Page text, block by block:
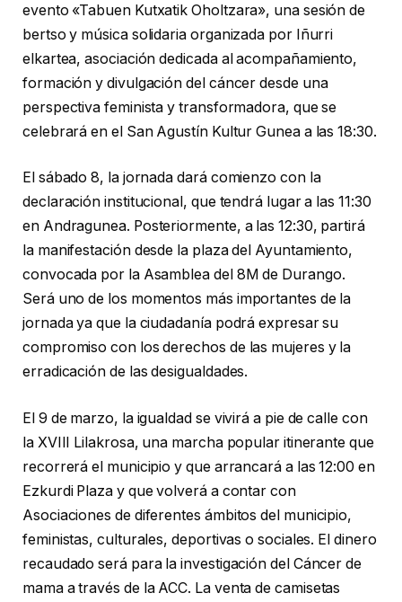
evento «Tabuen Kutxatik Oholtzara», una sesión de
bertso y música solidaria organizada por Iñurri
elkartea, asociación dedicada al acompañamiento,
formación y divulgación del cáncer desde una
perspectiva feminista y transformadora, que se
celebrará en el San Agustín Kultur Gunea a las 18:30.
El sábado 8, la jornada dará comienzo con la
declaración institucional, que tendrá lugar a las 11:30
en Andragunea. Posteriormente, a las 12:30, partirá
la manifestación desde la plaza del Ayuntamiento,
convocada por la Asamblea del 8M de Durango.
Será uno de los momentos más importantes de la
jornada ya que la ciudadanía podrá expresar su
compromiso con los derechos de las mujeres y la
erradicación de las desigualdades.
El 9 de marzo, la igualdad se vivirá a pie de calle con
la XVIII Lilakrosa, una marcha popular itinerante que
recorrerá el municipio y que arrancará a las 12:00 en
Ezkurdi Plaza y que volverá a contar con
Asociaciones de diferentes ámbitos del municipio,
feministas, culturales, deportivas o sociales. El dinero
recaudado será para la investigación del Cáncer de
mama a través de la ACC. La venta de camisetas